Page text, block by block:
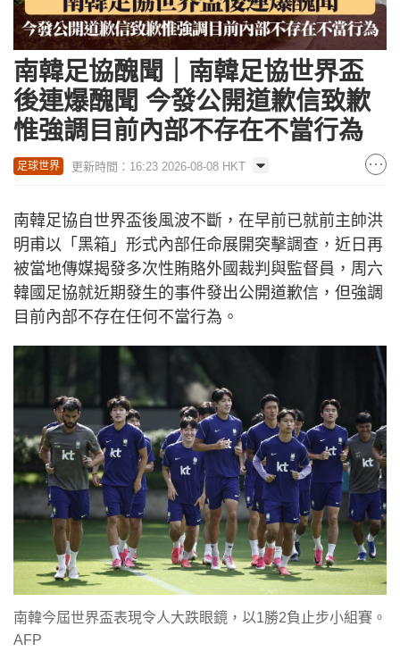
南韓足協醜聞｜南韓足協世界盃
後連爆醜聞 今發公開道歉信致歉
惟強調目前內部不存在不當行為
足球世界 更新時間：16:23 2026-08-08 HKT
南韓足協自世界盃後風波不斷，在早前已就前主帥洪
明甫以「黑箱」形式內部任命展開突擊調查，近日再
被當地傳媒揭發多次性賄賂外國裁判與監督員，周六
韓國足協就近期發生的事件發出公開道歉信，但強調
目前內部不存在任何不當行為。
南韓今屆世界盃表現令人大跌眼鏡，以1勝2負止步小組賽。
AFP